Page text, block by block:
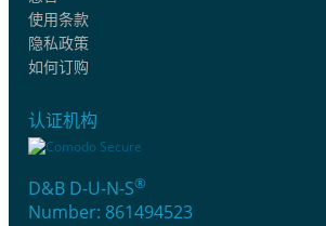
使用条款
隐私政策
如何订购
认证机构
D&B D-U-N-S®
Number: 861494523